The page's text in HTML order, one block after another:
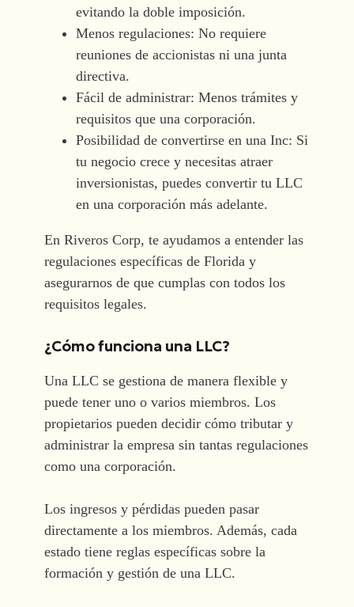
evitando la doble imposición.
Menos regulaciones: No requiere
reuniones de accionistas ni una junta
directiva.
Fácil de administrar: Menos trámites y
requisitos que una corporación.
Posibilidad de convertirse en una Inc: Si
tu negocio crece y necesitas atraer
inversionistas, puedes convertir tu LLC
en una corporación más adelante.
En Riveros Corp, te ayudamos a entender las
regulaciones específicas de Florida y
asegurarnos de que cumplas con todos los
requisitos legales.
¿Cómo funciona una LLC?
Una LLC se gestiona de manera flexible y
puede tener uno o varios miembros. Los
propietarios pueden decidir cómo tributar y
administrar la empresa sin tantas regulaciones
como una corporación.
Los ingresos y pérdidas pueden pasar
directamente a los miembros. Además, cada
estado tiene reglas específicas sobre la
formación y gestión de una LLC.